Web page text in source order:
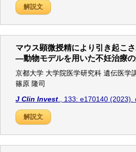
解説文
マウス顕微授精により引き起こ
―動物モデルを用いた不妊治療
京都大学 大学院医学研究科 遺伝医学
篠原 隆司
J Clin Invest ., 133: e170140
解説文